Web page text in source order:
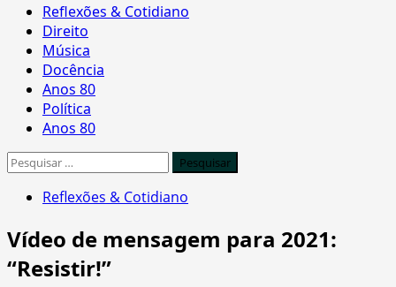
Primary
Menu
Reflexões & Cotidiano
Direito
Música
Docência
Anos 80
Política
Anos 80
Pesquisar
Reflexões & Cotidiano
Vídeo de mensagem para 2021:
“Resistir!”